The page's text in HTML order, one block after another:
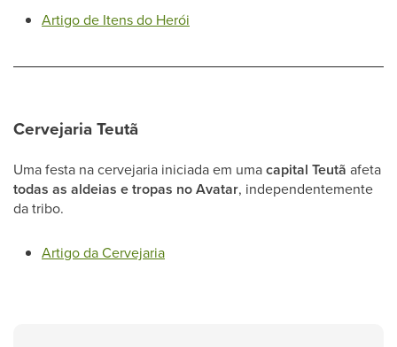
Artigo de Itens do Herói
Cervejaria Teutã
Uma festa na cervejaria iniciada em umacapital Teutã afeta
todas as aldeias e tropas no Avatar, independentemente
da tribo.
Artigo da Cervejaria